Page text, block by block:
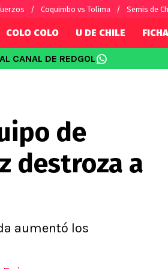
Coquimbo vs Tolima Semis de
Argentino
Brasileño
Premier
Serie A
COLO COLO U DE CHILE
CANAL DE REDGOL
de
destroza a
aumentó los